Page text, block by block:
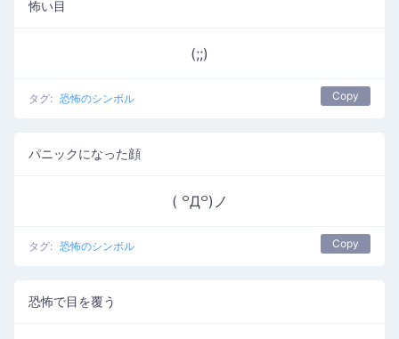
怖い目
(;;)
タグ: 恐怖のシンボル Copy
パニックになった顔
( ꒪Д꒪)ノ
タグ: 恐怖のシンボル Copy
恐怖で目を覆う